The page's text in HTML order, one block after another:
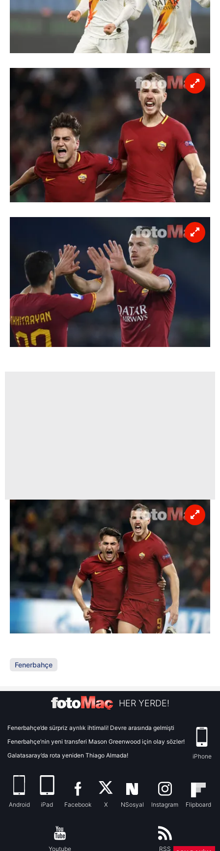
Fenerbahçe
HER YERDE!
Fenerbahçe’de sürpriz ayrılık ihtimali! Devre arasında gelmişti
Fenerbahçe’nin yeni transferi Mason Greenwood için olay sözler!
Galatasaray’da rota yeniden Thiago Almada!
iPhone
Android iPad Facebook X NSosyal Instagram Flipboard
Youtube RSS